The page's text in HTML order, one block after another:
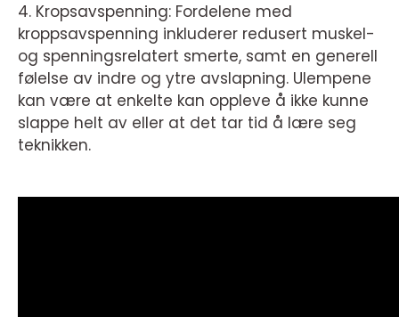
4. Kropsavspenning: Fordelene med
kroppsavspenning inkluderer redusert muskel-
og spenningsrelatert smerte, samt en generell
følelse av indre og ytre avslapning. Ulempene
kan være at enkelte kan oppleve å ikke kunne
slappe helt av eller at det tar tid å lære seg
teknikken.